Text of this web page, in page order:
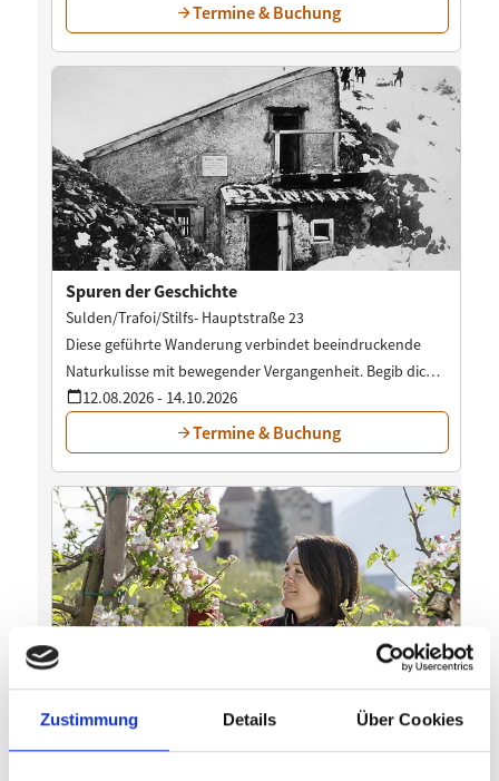
Zustimmung Details Über Cookies